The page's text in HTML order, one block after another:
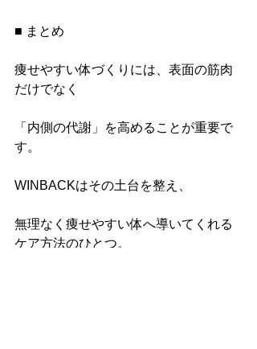
■ まとめ
痩せやすい体づくりには、表面の筋肉
だけでなく
「内側の代謝」を高めることが重要で
す。
WINBACKはその土台を整え、
無理なく痩せやすい体へ導いてくれる
ケア方法のひとつ。